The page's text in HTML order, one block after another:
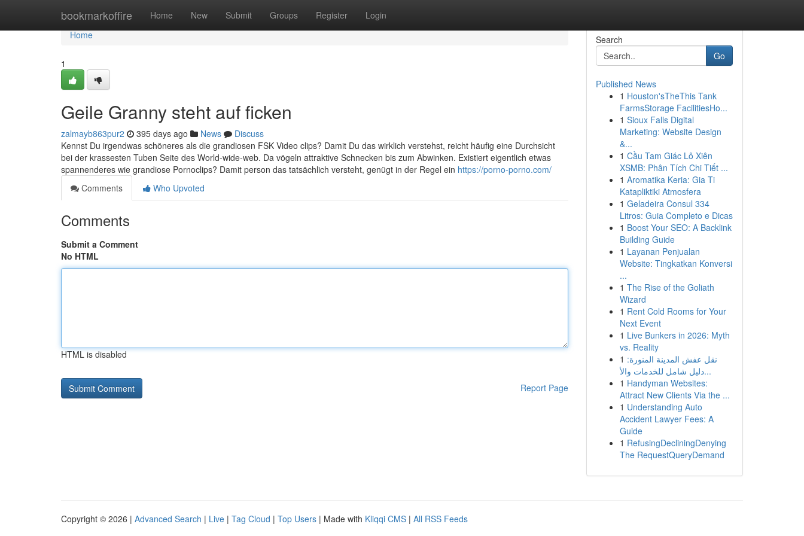
bookmarkoffire Home New Submit Groups Register Login
Home
Home
1
Geile Granny steht auf ficken
zalmayb863pur2 395 days ago News
Discuss
Kennst Du irgendwas schöneres als die grandiosen FSK Video clips? Damit Du das wirklich verstehst, reicht häufig eine Durchsicht
bei der krassesten Tuben Seite des World-wide-web. Da vögeln attraktive Schnecken bis zum Abwinken. Existiert eigentlich etwas
spannenderes wie grandiose Pornoclips? Damit person das tatsächlich versteht, genügt in der Regel ein https://porno-porno.com/
Comments
Who Upvoted
Comments
Submit a Comment
No HTML
HTML is disabled
Report Page
Search
Go
Published News
1 Houston'sTheThis Tank
FarmsStorage FacilitiesHo...
1 Sioux Falls Digital
Marketing: Website Design
&...
1 Cầu Tam Giác Lô Xiên
XSMB: Phân Tích Chi Tiết ...
1 Aromatika Keria: Gia Ti
Katapliktiki Atmosfera
1 Geladeira Consul 334
Litros: Guia Completo e Dicas
1 Boost Your SEO: A Backlink
Building Guide
1 Layanan Penjualan
Website: Tingkatkan Konversi
...
1 The Rise of the Goliath
Wizard
1 Rent Cold Rooms for Your
Next Event
1 Live Bunkers in 2026: Myth
vs. Reality
1 نقل عفش المدينة المنورة:
دليل شامل للخدمات والأ...
1 Handyman Websites:
Attract New Clients Via the ...
1 Understanding Auto
Accident Lawyer Fees: A
Guide
1 RefusingDecliningDenying
The RequestQueryDemand
Copyright © 2026 | Advanced Search | Live | Tag Cloud | Top Users | Made with Kliqqi CMS | All RSS Feeds